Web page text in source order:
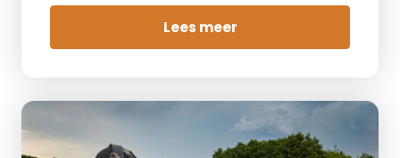
Lees meer